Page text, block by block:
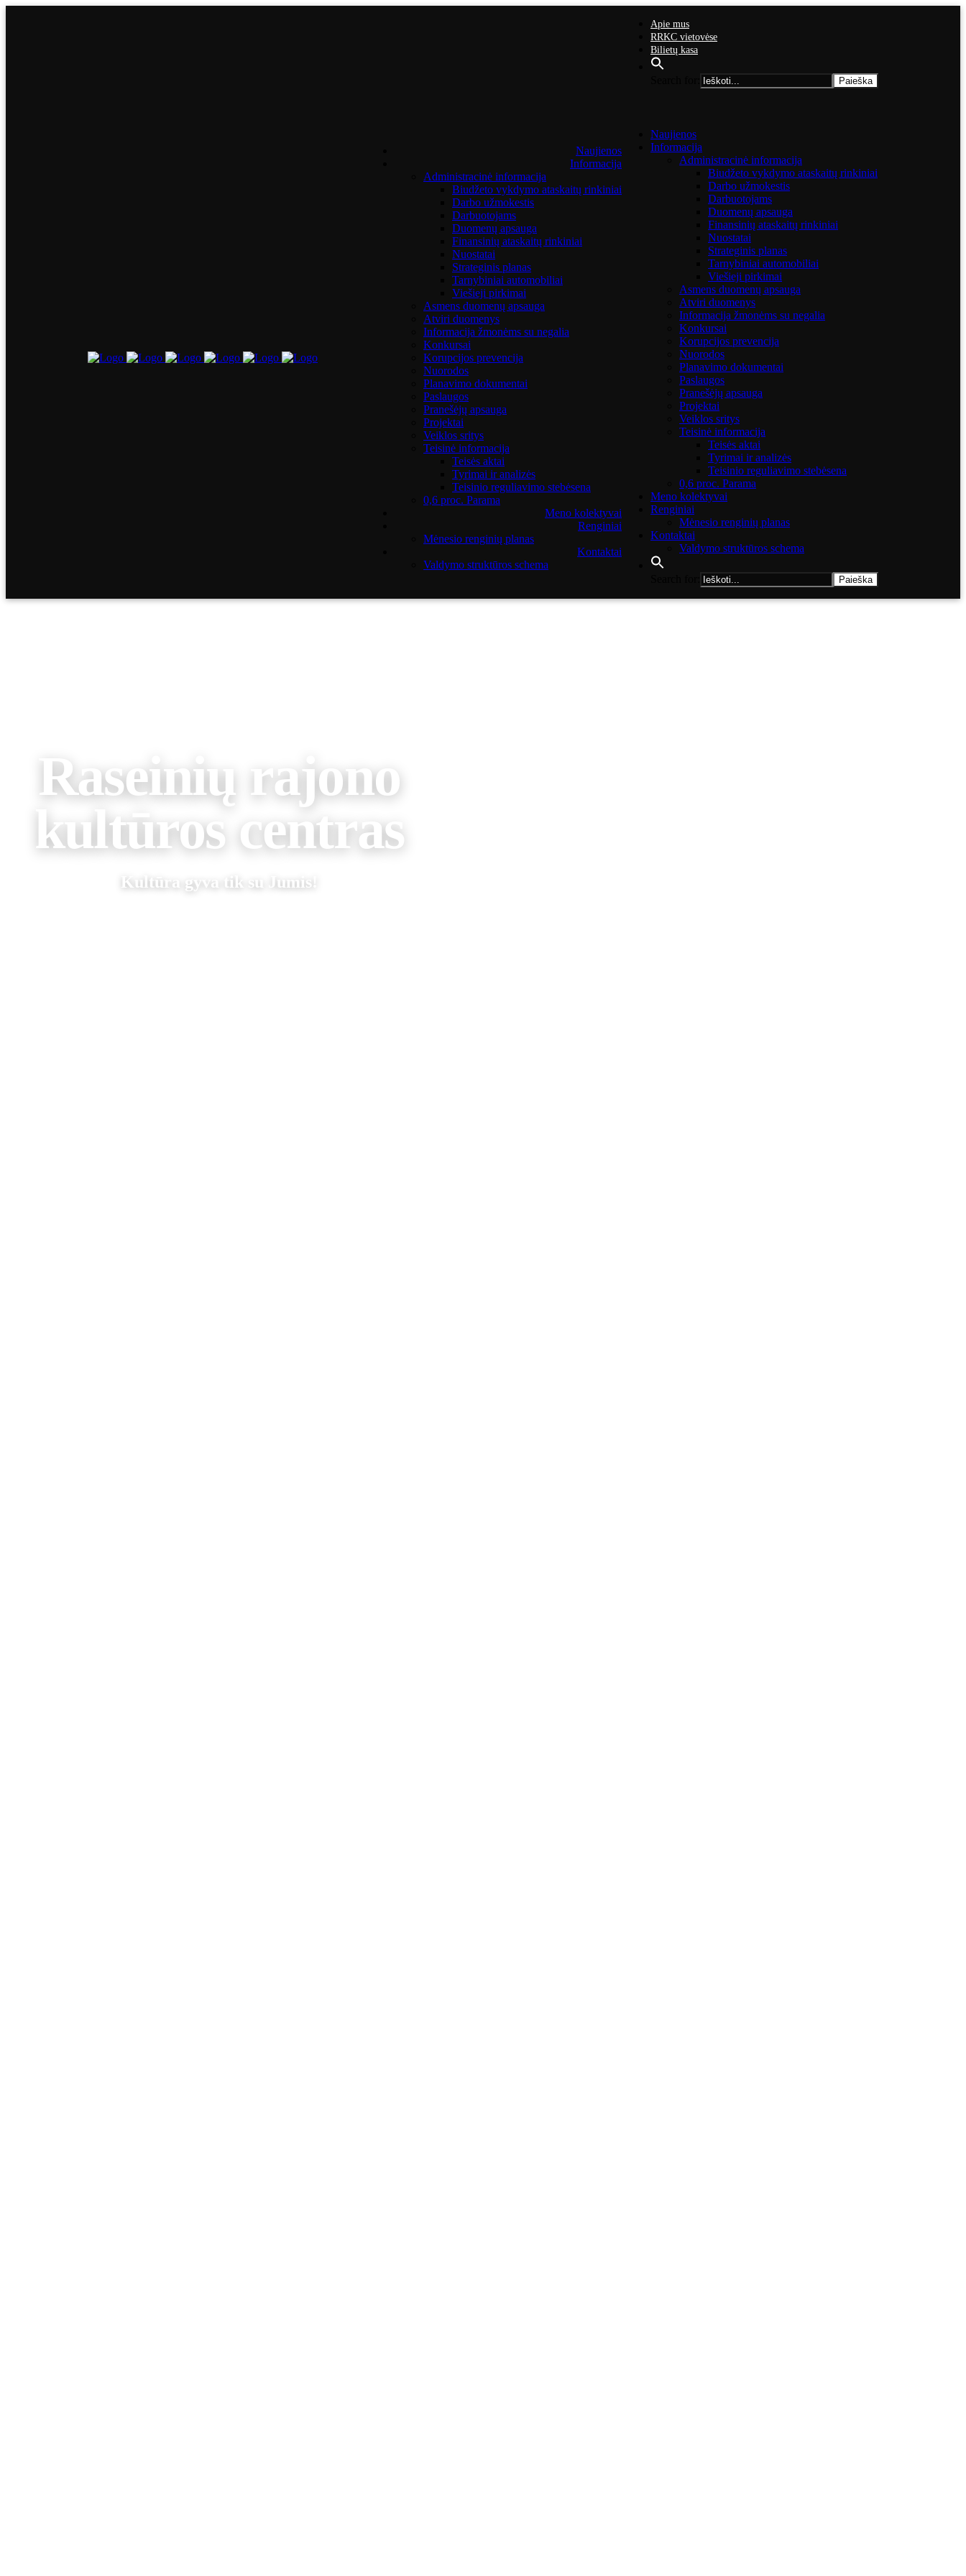
Apie mus
RRKC vietovėse
Bilietų kasa
Naujienos
Informacija
Administracinė informacija
Biudžeto vykdymo ataskaitų rinkiniai
Darbo užmokestis
Darbuotojams
Duomenų apsauga
Finansinių ataskaitų rinkiniai
Nuostatai
Strateginis planas
Tarnybiniai automobiliai
Viešieji pirkimai
Asmens duomenų apsauga
Atviri duomenys
Informacija žmonėms su negalia
Konkursai
Korupcijos prevencija
Nuorodos
Planavimo dokumentai
Paslaugos
Pranešėjų apsauga
Projektai
Veiklos sritys
Teisinė informacija
Teisės aktai
Tyrimai ir analizės
Teisinio reguliavimo stebėsena
0,6 proc. Parama
Meno kolektyvai
Renginiai
Mėnesio renginių planas
Kontaktai
Valdymo struktūros schema
Naujienos
Informacija
Administracinė informacija
Biudžeto vykdymo ataskaitų rinkiniai
Darbo užmokestis
Darbuotojams
Duomenų apsauga
Finansinių ataskaitų rinkiniai
Nuostatai
Strateginis planas
Tarnybiniai automobiliai
Viešieji pirkimai
Asmens duomenų apsauga
Atviri duomenys
Informacija žmonėms su negalia
Konkursai
Korupcijos prevencija
Nuorodos
Planavimo dokumentai
Paslaugos
Pranešėjų apsauga
Projektai
Veiklos sritys
Teisinė informacija
Teisės aktai
Tyrimai ir analizės
Teisinio reguliavimo stebėsena
0,6 proc. Parama
Meno kolektyvai
Renginiai
Mėnesio renginių planas
Kontaktai
Valdymo struktūros schema
Raseinių rajono
kultūros centras
Kultūra gyva tik su Jumis!